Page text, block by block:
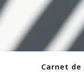
Carnet de